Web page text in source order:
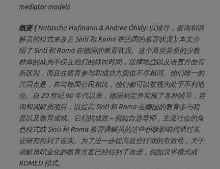
mediator models
概要 (Natascha Hofmann & Andrea Óhidy: 以辅导，咨询和调
解员的模式来改善 Sinti 和 Roma 在德国的教育状况 ): 本文介
绍了 Sinti 和 Roma 在德国的教育状况。这个高度异质的少数
群体的成员不仅在他们的移民时间，法律地位以及语言方面有
所区别，而且在教育参与和成功方面也不尽相同。他们唯一的
共同点是，在与德国公民相比，他们都可以被视为处于不利地
位。自 20 世纪 90 年代以来，德国制定并实施了各种辅导，咨
询和调解员项目，以提高 Sinti 和 Roma 在德国的教育参与程
度以及教育成就。它们的成效 – 例如自选导师，主流社会的角
色模式或 Sinti 和 Roma 教育调解员的这些积极影响均通过实
证研究得到了证实。为了进一步提高这些行动的有效性，关于
调解员职业化的教育方案已经得到了改进，例如汉堡模式或
ROMED 模式。